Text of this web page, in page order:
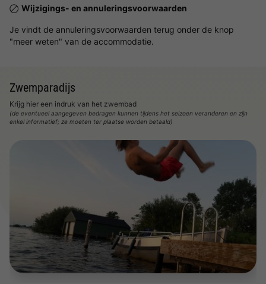
Wijzigings- en annuleringsvoorwaarden
Je vindt de annuleringsvoorwaarden terug onder de knop
"meer weten" van de accommodatie.
Zwemparadijs
Krijg hier een indruk van het zwembad
(de eventueel aangegeven bedragen kunnen tijdens het seizoen veranderen en zijn
enkel informatief; ze moeten ter plaatse worden betaald)